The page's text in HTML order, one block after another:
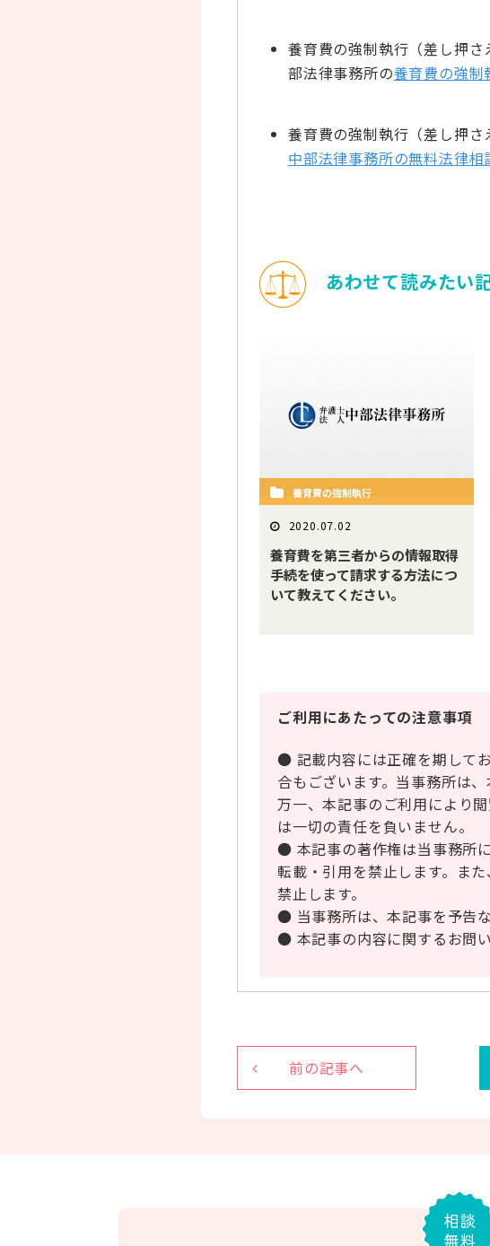
養育費の強制執行（差し押
部法律事務所の養育費の強制
養育費の強制執行（差し押さ
中部法律事務所の無料法律相
あわせて読みたい
養育費の強制執行
2020.07.02
養育費を第三者からの情報取得
手続を使って請求する方法につ
いて教えてください。
ご利用にあたっての注意事項
● 記載内容には正確を期して
合もございます。当事務所は
万一、本記事のご利用により
は一切の責任を負いません。
● 本記事の著作権は当事務所
転載・引用を禁止します。ま
禁止します。
● 当事務所は、本記事を予告
● 本記事の内容に関するお問
前の記事へ